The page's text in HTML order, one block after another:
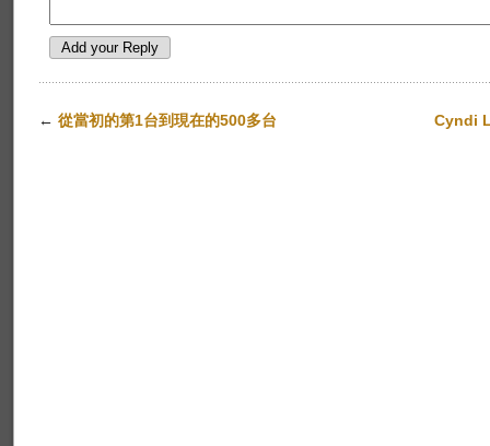
← 從當初的第1台到現在的500多台 Cyndi